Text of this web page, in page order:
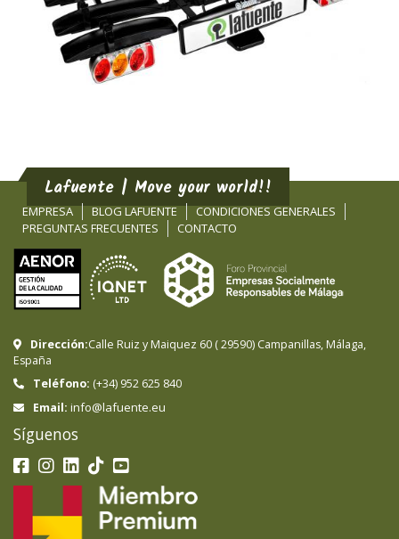
Lafuente | Move your world!!
EMPRESA BLOG LAFUENTE
CONDICIONES GENERALES
PREGUNTAS FRECUENTES
CONTACTO
Dirección:Calle Ruiz y Maiquez 60 (29590) Campanillas, Málaga,
España
Teléfono: (+34) 952 625 840
Email: info@lafuente.eu
Síguenos